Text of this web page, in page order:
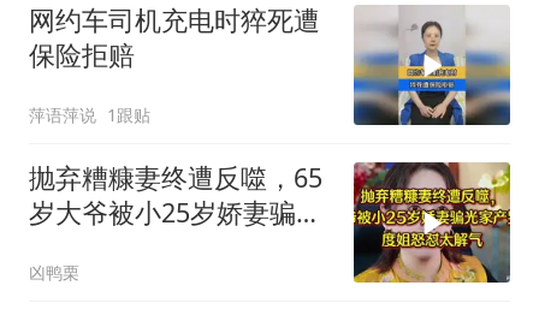
网约车司机充电时猝死遭
保险拒赔
萍语萍说 1跟贴
抛弃糟糠妻终遭反噬，65
岁大爷被小25岁娇妻骗光
凶鸭栗